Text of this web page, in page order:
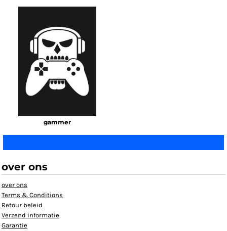
gammer
over ons
over ons
Terms & Conditions
Retour beleid
Verzend informatie
Garantie